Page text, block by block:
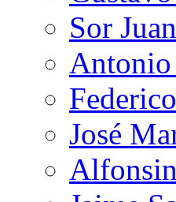
Sor
Antonio
José